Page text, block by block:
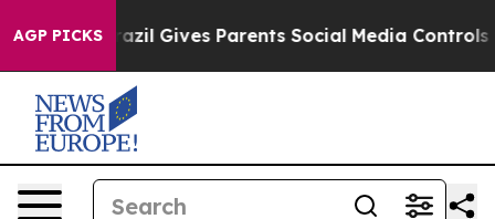
AGP PICKS
Brazil Gives Parents Social Media Controls for Their